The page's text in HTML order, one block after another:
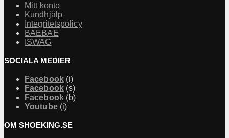
Mitt konto
Kundhjälp
Integritetspolicy
BAEBAE
ISWAG
SOCIALA MEDIER
Facebook(i)
Facebook(s)
Facebook(b)
Youtube(i)
OM SHOEKING.SE